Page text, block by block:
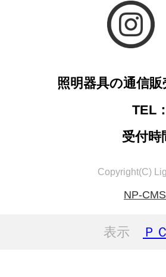
照明器具の通信
TEL
受付時
Copyright(C)
NP-
表示 ＰＣ